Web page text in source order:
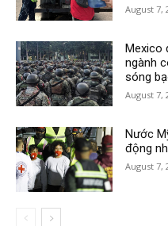
August 7,
Mexico
ngành
sóng
August 7,
Nước
động
August 7,